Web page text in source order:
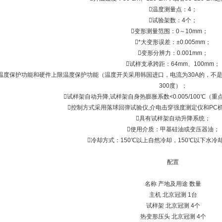
温度测量点：4；
试验架数：4个；
变形测量范围：0～10mm；
*大变形误差：±0.005mm；
变形分辨力：0.001mm；
试样支承跨距：64mm、100mm；
度保护功能和硬件上限温度保护功能（温度开关采用韩国进口，电流为30A的，
300度）；
试样架自动升降,试样架自身热膨胀系数<0.005/100℃（重
控制方式采用落球回弹试验仪,介电击穿强度测定仪和
具有试样架自动升降系统；
使用介质：甲基硅油或变压器油；
冷却方式：150℃以上自然冷却，150℃以下水冷
配置
名称 产地及用途 数量
主机 北京冠测 1台
试样架 北京冠测 4个
热变形压头 北京冠测 4个